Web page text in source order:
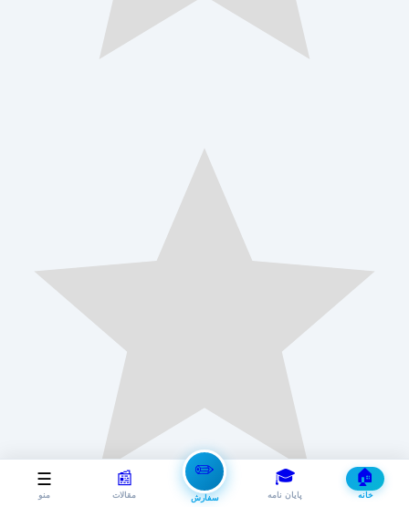
🏠
خانه
🎓
پایان نامه
✏️
سفارش
📰
مقالات
☰
منو